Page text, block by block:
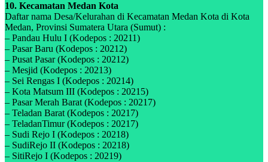
10. Kecamatan Medan Kota
Daftar nama Desa/Kelurahan di Kecamatan Medan Kota di Kota
Medan, Provinsi Sumatera Utara (Sumut) :
– Pandau Hulu I (Kodepos : 20211)
– Pasar Baru (Kodepos : 20212)
– Pusat Pasar (Kodepos : 20212)
– Mesjid (Kodepos : 20213)
– Sei Rengas I (Kodepos : 20214)
– Kota Matsum III (Kodepos : 20215)
– Pasar Merah Barat (Kodepos : 20217)
– Teladan Barat (Kodepos : 20217)
– TeladanTimur (Kodepos : 20217)
– Sudi Rejo I (Kodepos : 20218)
– SudiRejo II (Kodepos : 20218)
– SitiRejo I (Kodepos : 20219)